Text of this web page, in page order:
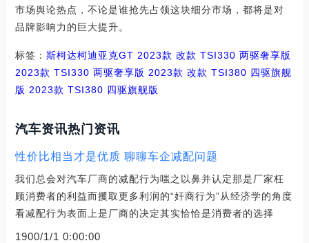
市场舆论热点，不论是谁抢先占领这块细分市场，都将是对
品牌影响力的巨大提升。
标签： 斯柯达柯迪亚克GT 2023款 改款 TSI330 两驱奢享版
2023款 TSI330 两驱奢享版 2023款 改款 TSI380 四驱旗舰
版 2023款 TSI380 四驱旗舰版
汽车资讯热门资讯
性价比相当才是优质 聊聊车企减配问题
我们总会对汽车厂商的减配行为嗤之以鼻并认定那是厂家枉
顾消费者的利益而攫取更多利润的“奸商行为”从经济学的角度
看减配行为表面上是厂商的决定其实恰恰是消费者的选择
1900/1/1 0:00:00